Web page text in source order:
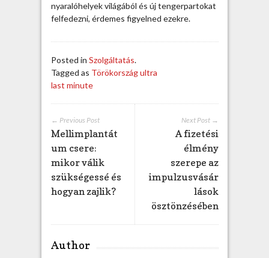
nyaralóhelyek világából és új tengerpartokat
felfedezni, érdemes figyelned ezekre.
Posted in Szolgáltatás.
Tagged as Törökország ultra
last minute
Next Post →
A fizetési
élmény
szerepe az
impulzusvásár
lások
ösztönzésében
← Previous Post
Mellimplantát
um csere:
mikor válik
szükségessé és
hogyan zajlik?
Author